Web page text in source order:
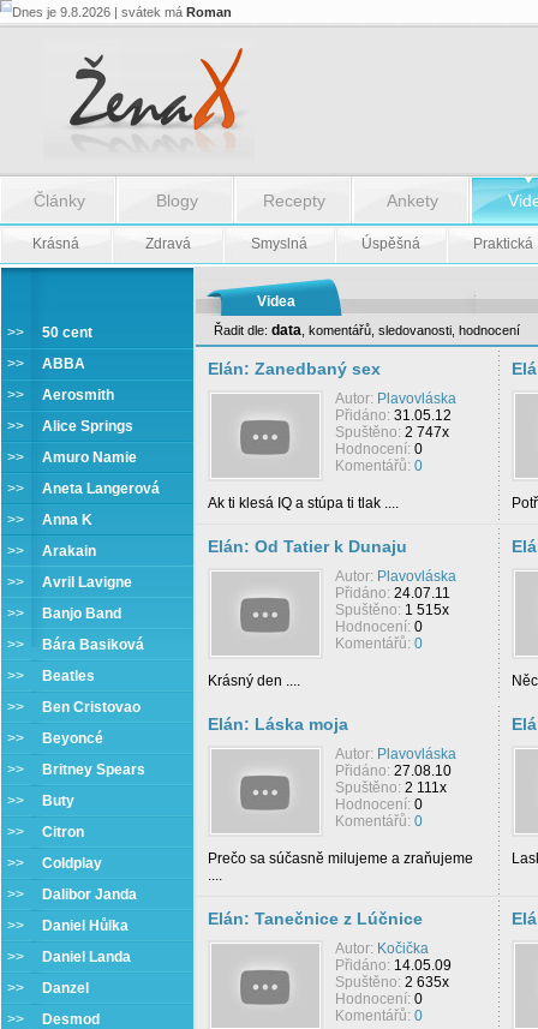
Dnes je 9.8.2026 | svátek má Roman
Články Blogy Recepty Ankety
Krásná Zdravá Smyslná Úspěšná Praktická
>> 50 cent
>> ABBA
>> Aerosmith
>> Alice Springs
>> Amuro Namie
>> Aneta Langerová
>> Anna K
>> Arakain
>> Avril Lavigne
>>
Banjo Band
>>
Bára Basiková
>>
Beatles
>>
Ben Cristovao
>>
Beyoncé
>>
Britney Spears
>>
Buty
>> Citron
>> Coldplay
>>
Dalibor Janda
>>
Daniel Hůlka
>>
Daniel Landa
>>
Danzel
>>
Desmod
Videa
Elán
Řadit dle: data komentářů sledovanosti hodnocení
Elán: Zanedbaný sex
Autor: Plavovláska
Přidáno: 31.05.12
Spuštěno: 2 747x
Hodnocení: 0
Komentářů: 0
Ak ti klesá IQ a stúpa ti tlak ....
Elán: Od Tatier k Dunaju
Autor: Plavovláska
Přidáno: 24.07.11
Spuštěno: 1 515x
Hodnocení: 0
Komentářů: 0
Krásný den ....
Elán: Láska moja
Autor: Plavovláska
Přidáno: 27.08.10
Spuštěno: 2 111x
Hodnocení: 0
Komentářů: 0
Prečo sa súčasně milujeme a zraňujeme
....
Elán: Tanečnice z Lúčnice
Autor: Kočička
Přidáno: 14.05.09
Spuštěno: 2 635x
Hodnocení: 0
Komentářů: 0